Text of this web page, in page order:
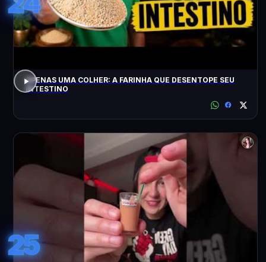
APENAS UMA COLHER: A FARINHA QUE DESENTOPE SEU
INTESTINO
25